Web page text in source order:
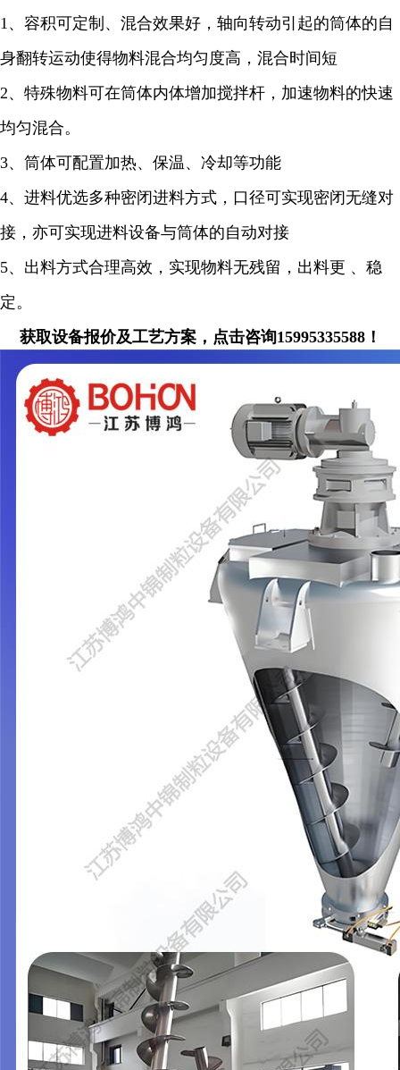
1、容积可定制、混合效果好，轴向转动引起的筒体的自
身翻转运动使得物料混合均匀度高，混合时间短
2、特殊物料可在筒体内体增加搅拌杆，加速物料的快速
均匀混合。
3、筒体可配置加热、保温、冷却等功能
4、进料优选多种密闭进料方式，口径可实现密闭无缝对
接，亦可实现进料设备与筒体的自动对接
5、出料方式合理高效，实现物料无残留，出料更 、稳
定。
获取设备报价及工艺方案，点击咨询15995335588！